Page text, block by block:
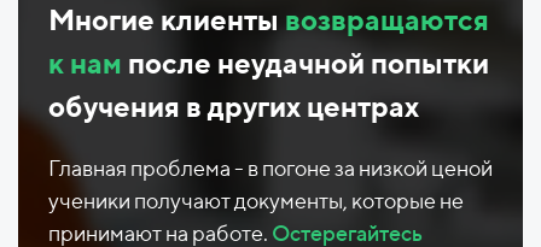
Многие клиенты возвращаются
к нам после неудачной попытки
обучения в других центрах
Главная проблема - в погоне за низкой ценой
ученики получают документы, которые не
принимают на работе. Остерегайтесь